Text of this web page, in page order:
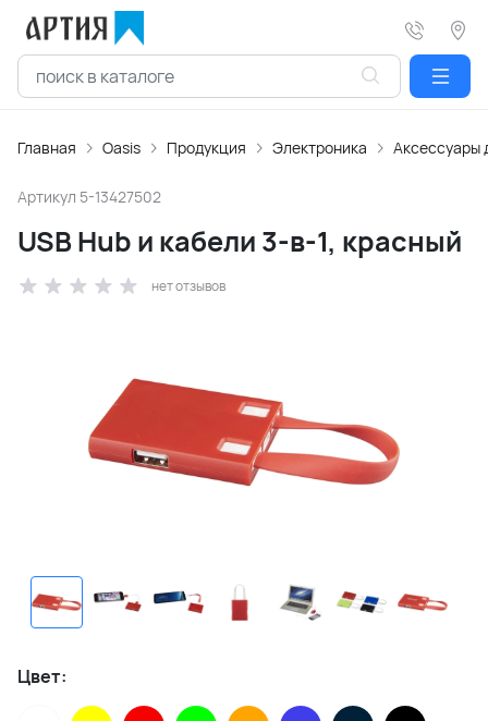
Главная Oasis Продукция Электроника Аксессуары
Артикул 5-13427502
USB Hub и кабели 3-в-1, красный
нет отзывов
Цвет: